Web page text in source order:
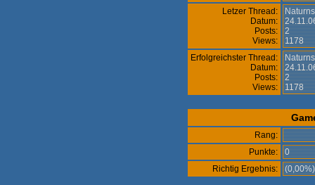
Letzer Thread:
Datum:
Posts:
Views:
2
1178
Erfolgreichster Thread:
Datum:
Posts:
Views:
2
1178
Rang:
Punkte:
0
Richtig Ergebnis: